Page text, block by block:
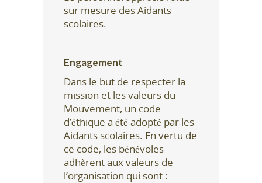
sur mesure des Aidants
scolaires.
Engagement
Dans le but de respecter la
mission et les valeurs du
Mouvement, un code
d’éthique a été adopté par les
Aidants scolaires. En vertu de
ce code, les bénévoles
adhèrent aux valeurs de
l’organisation qui sont :